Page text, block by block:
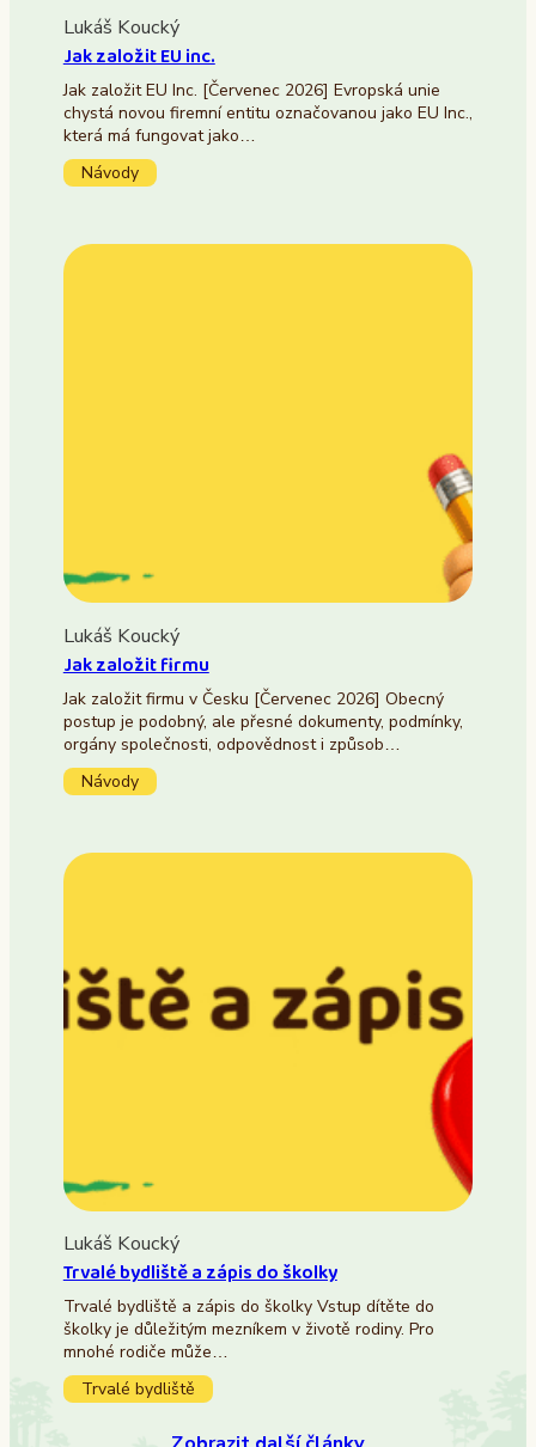
Lukáš Koucký
Jak založit EU inc.
Jak založit EU Inc. [Červenec 2026] Evropská unie
chystá novou firemní entitu označovanou jako EU Inc.,
která má fungovat jako…
Návody
Lukáš Koucký
Jak založit firmu
Jak založit firmu v Česku [Červenec 2026] Obecný
postup je podobný, ale přesné dokumenty, podmínky,
orgány společnosti, odpovědnost i způsob…
Návody
Lukáš Koucký
Trvalé bydliště a zápis do školky
Trvalé bydliště a zápis do školky Vstup dítěte do
školky je důležitým mezníkem v životě rodiny. Pro
mnohé rodiče může…
Trvalé bydliště